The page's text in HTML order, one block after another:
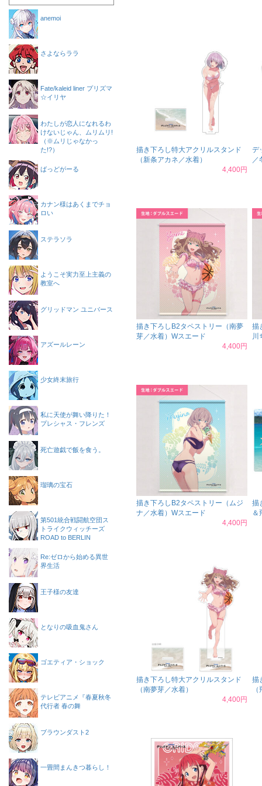
描き下ろし特大アクリルスタンド
（新条アカネ／水着）
4,400円
デ
／
描き下ろしB2タペストリー（南夢
芽／水着）Wスエード
4,400円
描
川
描き下ろしB2タペストリー（ムジ
ナ／水着）Wスエード
4,400円
描
＆
描き下ろし特大アクリルスタンド
（南夢芽／水着）
4,400円
描
anemoi
さよならララ
Fate/kaleid liner プリズマ
☆イリヤ
わたしが恋人になれるわ
けないじゃん、ムリムリ!
（※ムリじゃなかっ
た!?）
ばっどがーる
カナン様はあくまでチョ
ロい
ステラソラ
ようこそ実力至上主義の
教室へ
グリッドマン ユニバース
アズールレーン
少女終末旅行
私に天使が舞い降りた！
プレシャス・フレンズ
死亡遊戯で飯を食う。
瑠璃の宝石
第501統合戦闘航空団ス
トライクウィッチーズ
ROAD to BERLIN
Re:ゼロから始める異世
界生活
王子様の友達
となりの吸血鬼さん
ゴエティア・ショック
テレビアニメ『春夏秋冬
代行者 春の舞
ブラウンダスト2
一畳間まんきつ暮らし！